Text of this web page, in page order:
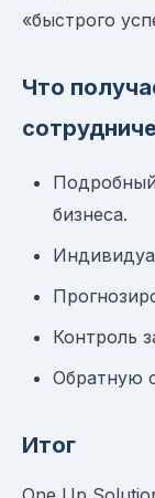
«быстрого
Что
Подробный
бизнеса.
Контроль
Обратную
Итог